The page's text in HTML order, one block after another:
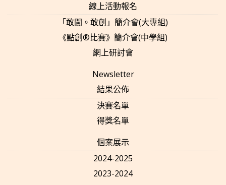
線上活動報名
「敢闖。敢創」簡介會(大專組)
《點創®比賽》簡介會(中學組)
網上研討會
Newsletter
結果公佈
決賽名單
得獎名單
個案展示
2024-2025
2023-2024